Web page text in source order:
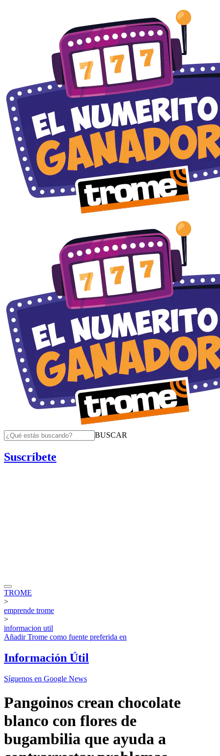
BUSCAR
Suscríbete
TROME
>
emprende trome
>
informacion util
AñadirTrome como fuente preferida en
Información Útil
Síguenos en Google News
Pangoinos crean chocolate
blanco con flores de
bugambilia que ayuda a